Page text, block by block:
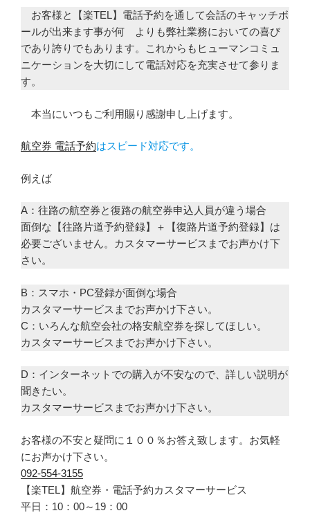
お客様と【楽TEL】電話予約を通して会話のキャッチボ
ールが出来ます事が何 よりも弊社業務においての喜び
であり誇りでもあります。これからもヒューマンコミュ
ニケーションを大切にして電話対応を充実させて参りま
す。
本当にいつもご利用賜り感謝申し上げます。
航空券 電話予約はスピード対応です。
例えば
A：往路の航空券と復路の航空券申込人員が違う場合
面倒な【往路片道予約登録】＋【復路片道予約登録】は
必要ございません。カスタマーサービスまでお声かけ下
さい。
B：スマホ・PC登録が面倒な場合
カスタマーサービスまでお声かけ下さい。
C：いろんな航空会社の格安航空券を探してほしい。
カスタマーサービスまでお声かけ下さい。
D：インターネットでの購入が不安なので、詳しい説明が
聞きたい。
カスタマーサービスまでお声かけ下さい。
お客様の不安と疑問に１００％お答え致します。お気軽
にお声かけ下さい。
092-554-3155
【楽TEL】航空券・電話予約カスタマーサービス
平日：10：00～19：00